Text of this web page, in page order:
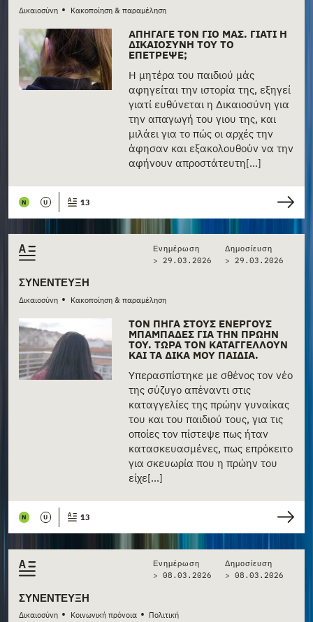
Δικαιοσύνη • Κακοποίηση & παραμέληση
ΑΠΉΓΑΓΕ ΤΟΝ ΓΙΟ ΜΑΣ. ΓΙΑΤΊ Η
ΔΙΚΑΙΟΣΎΝΗ ΤΟΎ ΤΟ
ΕΠΈΤΡΕΨΕ;
Η μητέρα του παιδιού μάς
αφηγείται την ιστορία της, εξηγεί
γιατί ευθύνεται η Δικαιoσύνη για
την απαγωγή του γιου της, και
μιλάει για το πώς οι αρχές την
άφησαν και εξακολουθούν να την
αφήνουν απροστάτευτη[...]
N U 13
ΣΥΝΈΝΤΕΥΞΗ
Δικαιοσύνη • Κακοποίηση & παραμέληση
Ενημέρωση
> 29.03.2026
Δημοσίευση
> 29.03.2026
ΤΟΝ ΠΉΓΑ ΣΤΟΥΣ ΕΝΕΡΓΟΎΣ
ΜΠΑΜΠΆΔΕΣ ΓΙΑ ΤΗΝ ΠΡΏΗΝ
ΤΟΥ. ΤΏΡΑ ΤΟΝ ΚΑΤΑΓΓΈΛΛΟΥΝ
ΚΑΙ ΤΑ ΔΙΚΆ ΜΟΥ ΠΑΙΔΙΆ.
Υπερασπίστηκε με σθένος τον νέο
της σύζυγο απέναντι στις
καταγγελίες της πρώην γυναίκας
του και του παιδιού τους, για τις
οποίες τον πίστεψε πως ήταν
κατασκευασμένες, πως επρόκειτο
για σκευωρία που η πρώην του
είχε[...]
N U 13
ΣΥΝΈΝΤΕΥΞΗ
Δικαιοσύνη • Κοινωνική πρόνοια • Πολιτική
Ενημέρωση
> 08.03.2026
Δημοσίευση
> 08.03.2026